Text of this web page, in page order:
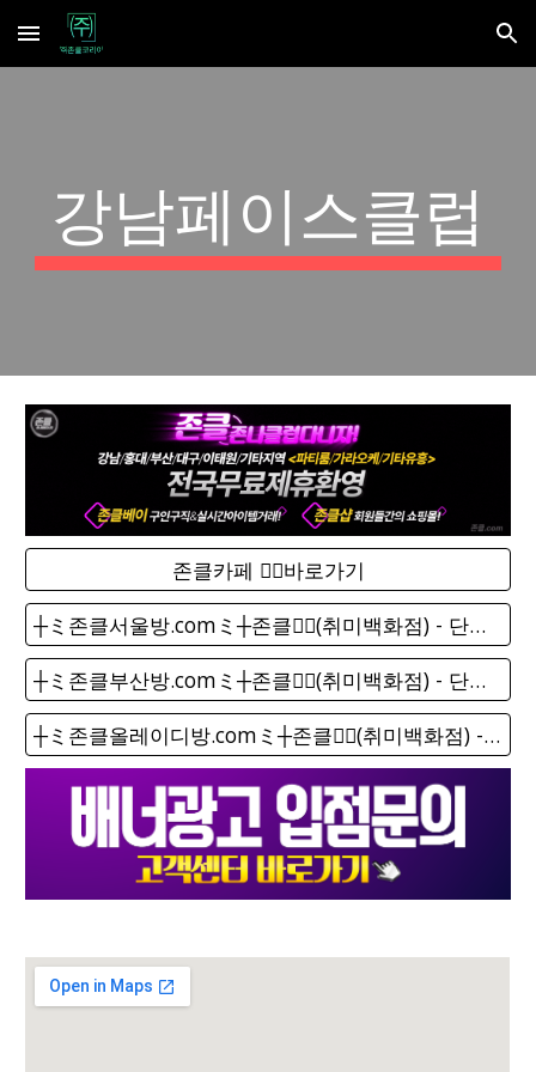
Skip to main content Skip to navigation
강남페이스클럽
존클카페 ❤️‍🔥바로가기
┼ミ존클서울방.comミ┼존클❤️‍🔥(취미백화점) - 단톡방
┼ミ존클부산방.comミ┼존클❤️‍🔥(취미백화점) - 단톡방
┼ミ존클올레이디방.comミ┼존클❤️‍🔥(취미백화점) - 단톡방